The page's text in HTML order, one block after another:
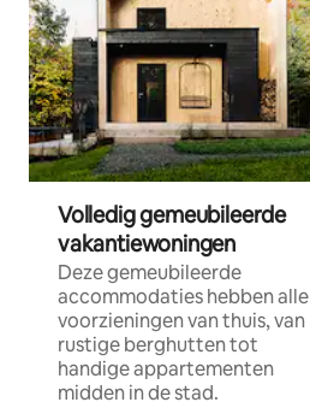
Volledig gemeubileerde
vakantiewoningen
Deze gemeubileerde
accommodaties hebben alle
voorzieningen van thuis, van
rustige berghutten tot
handige appartementen
midden in de stad.